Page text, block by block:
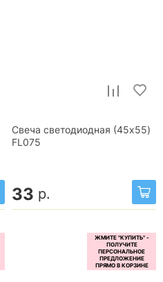
Свеча светодиодная (45x55)
FL075
33 р.